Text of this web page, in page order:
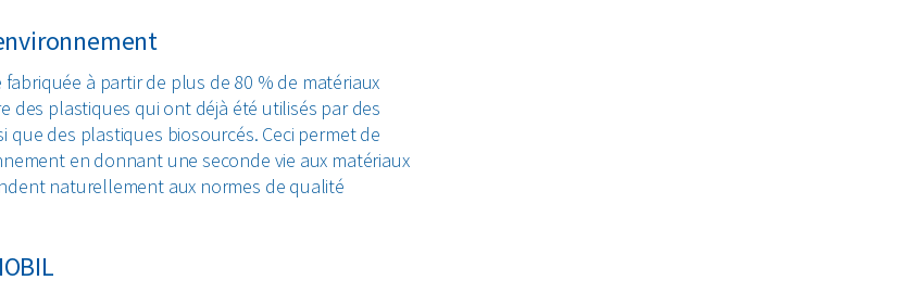
à partir de plus de 80 % de matériaux
des plastiques qui ont déjà été utilisés par des
des plastiques biosourcés. Ceci permet de
en donnant une seconde vie aux matériaux
naturellement aux normes de qualité